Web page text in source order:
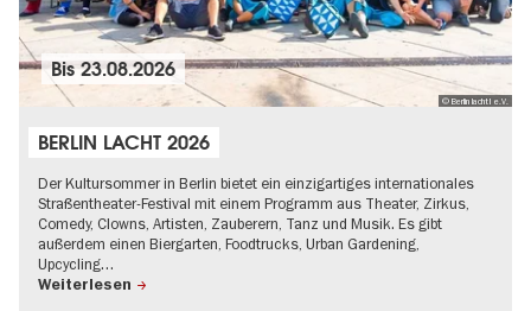
© Berlin lacht! e.V.
Bis23.08.2026
BERLIN LACHT 2026
Der Kultursommer in Berlin bietet ein einzigartiges internationales
Straßentheater-Festival mit einem Programm aus Theater, Zirkus,
Comedy, Clowns, Artisten, Zauberern, Tanz und Musik. Es gibt
außerdem einen Biergarten, Foodtrucks, Urban Gardening,
Upcycling…
Weiterlesen